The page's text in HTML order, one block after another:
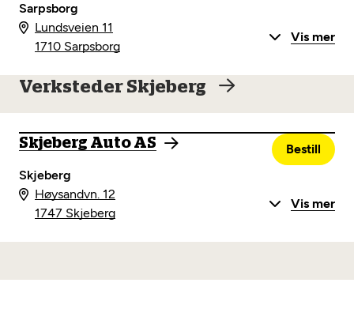
Sarpsborg
Lundsveien 11
1710 Sarpsborg
Vis mer
Verksteder Skjeberg
Skjeberg Auto AS
Skjeberg
Bestill
Høysandvn. 12
1747 Skjeberg
Vis mer